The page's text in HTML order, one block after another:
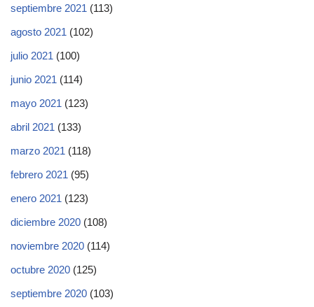
septiembre 2021 (113)
agosto 2021 (102)
julio 2021 (100)
junio 2021 (114)
mayo 2021 (123)
abril 2021 (133)
marzo 2021 (118)
febrero 2021 (95)
enero 2021 (123)
diciembre 2020 (108)
noviembre 2020 (114)
octubre 2020 (125)
septiembre 2020 (103)